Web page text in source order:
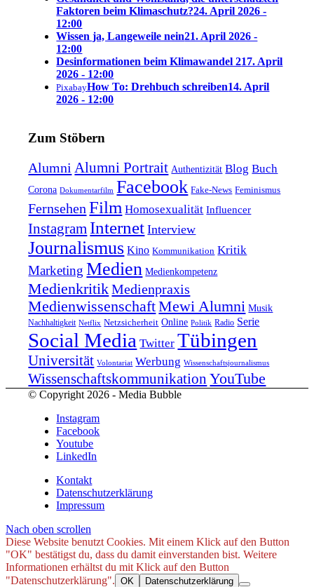
Faktoren beim Klimaschutz?24. April 2026 -
12:00
Wissen ja, Langeweile nein21. April 2026 -
12:00
Desinformationen beim Klimawandel 217. April
2026 - 12:00
PixabayHow To: Drehbuch schreiben14. April
2026 - 12:00
Zum Stöbern
Alumni Alumni Portrait Authentizität Blog Buch
Corona Dokumentarfilm Facebook Fake-News Feminismus
Fernsehen Film Homosexualität Influencer
Instagram Internet Interview
Journalismus Kino Kommunikation Kritik
Marketing Medien Medienkompetenz
Medienkritik Medienpraxis
MedienwissenschaftMewi Alumni Musik
Nachhaltigkeit Netflix Netzsicherheit Online Politik Radio Serie
Social Media Twitter Tübingen
Universität Volontariat Werbung Wissenschaftsjournalismus
Wissenschaftskommunikation YouTube
© Copyright 2026 - Media Bubble
Instagram
Facebook
Youtube
LinkedIn
Kontakt
Datenschutzerklärung
Impressum
Nach oben scrollen
Diese Website benutzt Cookies. Mit einem Klick auf den Button
"OK" bestätigst du, dass du damit einverstanden bist. Weitere
Informationen erhältst du mit Klick auf den Button
"Datenschutzerklärung". OK Datenschutzerklärung